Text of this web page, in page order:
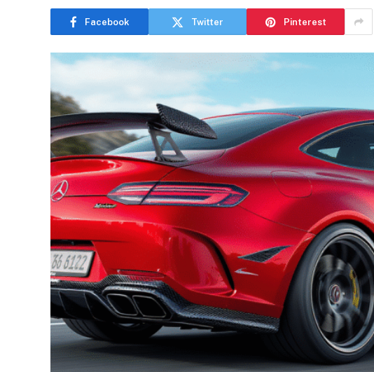
Facebook Twitter Pinterest